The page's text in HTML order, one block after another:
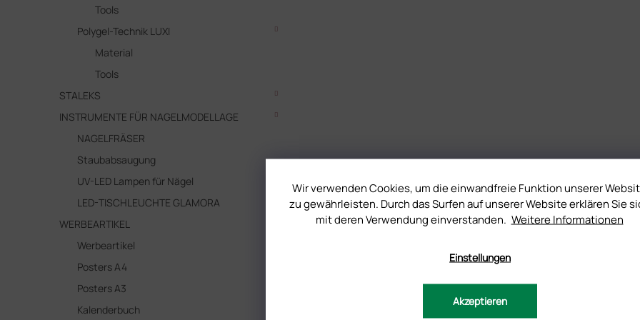
Wir verwenden Cookies, um die einwandfreie Funktion unserer
zu gewährleisten. Durch das Surfen auf unserer Website erklären Sie
mit deren Verwendung einverstanden. Weitere Informationen
Einstellungen
Akzeptieren
Tools
Polygel-Technik LUXI
Material
Tools
STALEKS
INSTRUMENTE FÜR NAGELMODELLAGE
NAGELFRÄSER
Staubabsaugung
UV-LED Lampen für Nägel
LED-TISCHLEUCHTE GLAMORA
WERBEARTIKEL
Werbeartikel
Posters A4
Posters A3
Kalenderbuch